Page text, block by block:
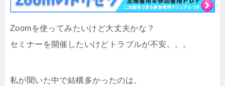
Zoomを使ってみたいけど大丈夫かな？
セミナーを開催したいけどトラブルが不安。。。
私が聞いた中で結構多かったのは、